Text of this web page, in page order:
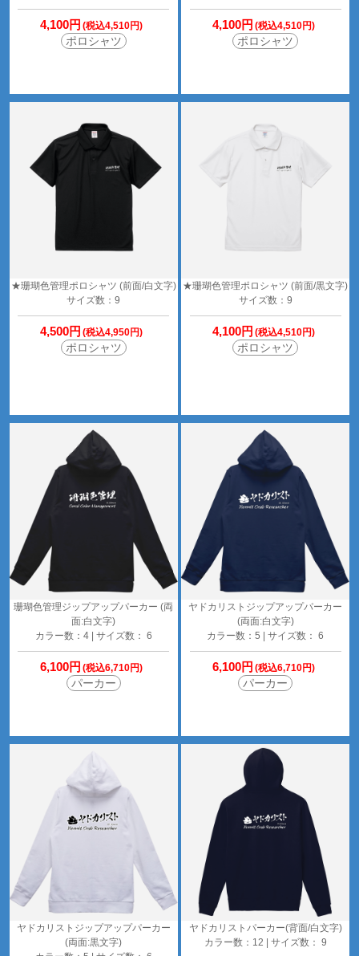
4,100円 (税込4,510円)
ポロシャツ
4,100円 (税込4,510円)
ポロシャツ
★珊瑚色管理ポロシャツ (前面/白文字)
サイズ数：9
4,500円 (税込4,950円)
ポロシャツ
★珊瑚色管理ポロシャツ (前面/黒文字)
サイズ数：9
4,100円 (税込4,510円)
ポロシャツ
珊瑚色管理ジップアップパーカー (両
面:白文字)
カラー数：4 | サイズ数： 6
6,100円 (税込6,710円)
パーカー
ヤドカリストジップアップパーカー
(両面:白文字)
カラー数：5 | サイズ数： 6
6,100円 (税込6,710円)
パーカー
ヤドカリストジップアップパーカー
(両面:黒文字)
ヤドカリストパーカー(背面/白文字)
カラー数：12 | サイズ数： 9